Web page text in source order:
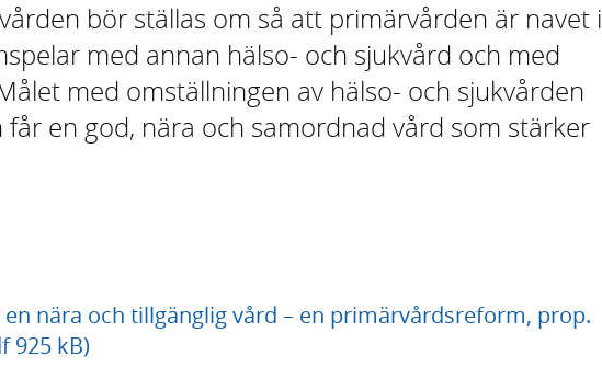
bör ställas om så att primärvården är navet i
med annan hälso- och sjukvård och med
med omställningen av hälso- och sjukvården
en god, nära och samordnad vård som stärker
nära och tillgänglig vård – en primärvårdsreform, prop.
925 kB)